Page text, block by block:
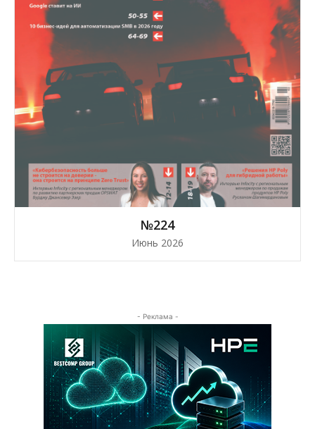
№224
Июнь 2026
- Реклама -